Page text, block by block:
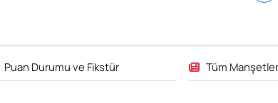
Puan Durumu ve Fikstür Tüm Manşetler